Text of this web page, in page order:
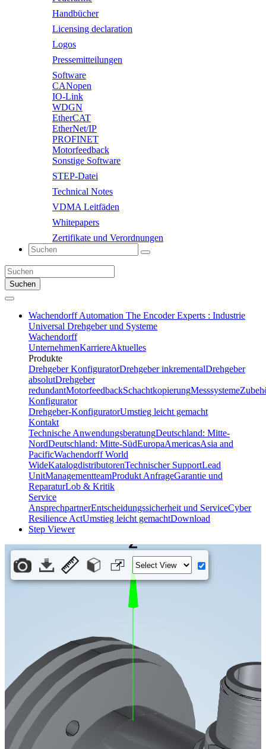
Handbücher
Licensing declaration
Logos
Pressemitteilungen
Software
CANopen
IO-Link
WDGN
EtherCAT
EtherNet/IP
PROFINET
Motorfeedback
Sonstige Software
STEP-Datei
Technical Notes
VDMA Leitfäden
Whitepapers
Zertifikate und Verordnungen
Suchen
Wachendorff Automation The Encoder Experts : Industrie
Universal Drehgeber und Systeme
Wachendorff
UnternehmenKarriereAktuelles
Produkte
Drehgeber KonfiguratorDrehgeber inkrementalDrehgeber
absolutDrehgeber
redundantMotorfeedbackSchachtkopierungMesssysteme
Konfigurator
Drehgeber-KonfiguratorUmstieg leicht gemacht
Kontakt
Technische AnwendungsberatungDeutschland: Mitte-
NordDeutschland: Mitte-SüdEuropaAmericasAsia and
PacificWachendorff World
WideKatalogdistributorenTechnischer SupportLead
UnitManagementteamProdukt AnfrageGarantie und
ReparaturLob & Kritik
Service
AnsprechpartnerEntscheidungssicherheit und ServiceCyber
Resilience ActUmstieg leicht gemachtDownload
Step Viewer